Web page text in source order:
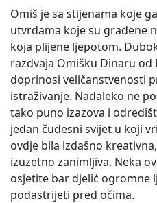
Omiš je sa stijenama koje
utvrdama koje su građene
koja plijene ljepotom.
razdvaja Omišku Dinaru od
doprinosi veličanstvenosti
istraživanje. Nadaleko ne
tako puno izazova i
jedan čudesni svijet u koji
ovdje bila izdašno
izuzetno zanimljiva. Neka
osjetite bar djelić ogromne
podastrijeti pred očima.